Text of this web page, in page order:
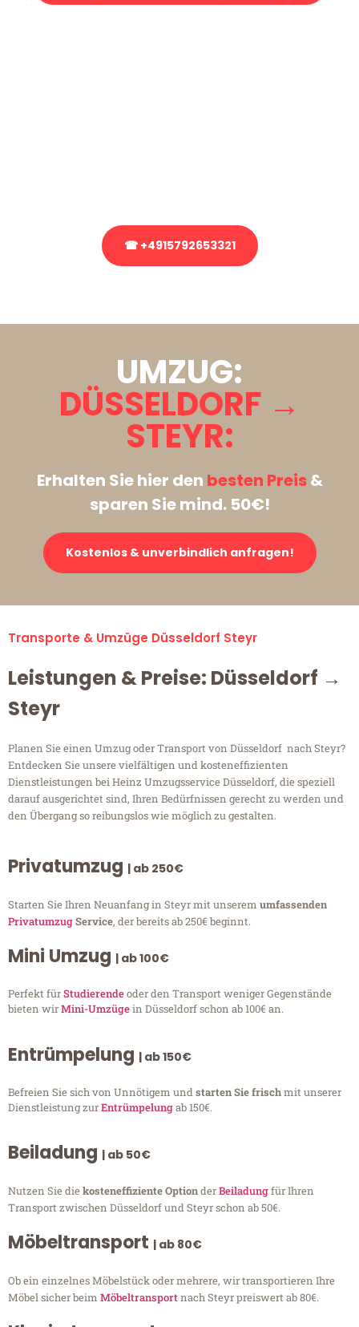
☎ +4915792653321
UMZUG:
DÜSSELDORF →
STEYR:
Erhalten Sie hier den besten Preis&
sparen Sie mind. 50€!
Kostenlos & unverbindlich anfragen!
Transporte & Umzüge Düsseldorf Steyr
Leistungen & Preise: Düsseldorf →
Steyr
Planen Sie einen Umzug oder Transport von Düsseldorf nach Steyr?
Entdecken Sie unsere vielfältigen und kosteneffizienten
Dienstleistungen bei Heinz Umzugsservice Düsseldorf, die speziell
darauf ausgerichtet sind, Ihren Bedürfnissen gerecht zu werden und
den Übergang so reibungslos wie möglich zu gestalten.
Privatumzug | ab 250€
Starten Sie Ihren Neuanfang in Steyr mit unserem umfassenden
PrivatumzugService, der bereits ab 250€ beginnt.
Mini Umzug | ab 100€
Perfekt fürStudierendeoder den Transport weniger Gegenstände
bieten wirMini-Umzügein Düsseldorf schon ab 100€ an.
Entrümpelung | ab 150€
Befreien Sie sich von Unnötigem undstarten Sie frischmit unserer
Dienstleistung zurEntrümpelungab 150€.
Beiladung | ab 50€
Nutzen Sie diekosteneffiziente OptionderBeiladungfür Ihren
Transport zwischen Düsseldorf und Steyr schon ab 50€.
Möbeltransport | ab 80€
Ob ein einzelnes Möbelstück oder mehrere, wir transportieren Ihre
Möbel sicher beim Möbeltransportnach Steyr preiswert ab 80€.